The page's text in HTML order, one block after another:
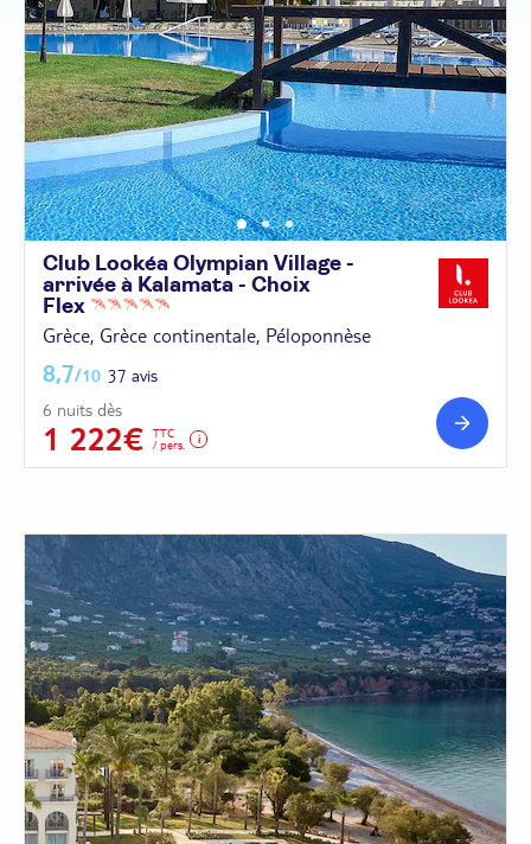
Club Lookéa Olympian Village -
arrivée à Kalamata - Choix
Flex
Grèce, Grèce continentale, Péloponnèse
8,7/10 37 avis
6 nuits dès
1 222€
TTC
/ pers.